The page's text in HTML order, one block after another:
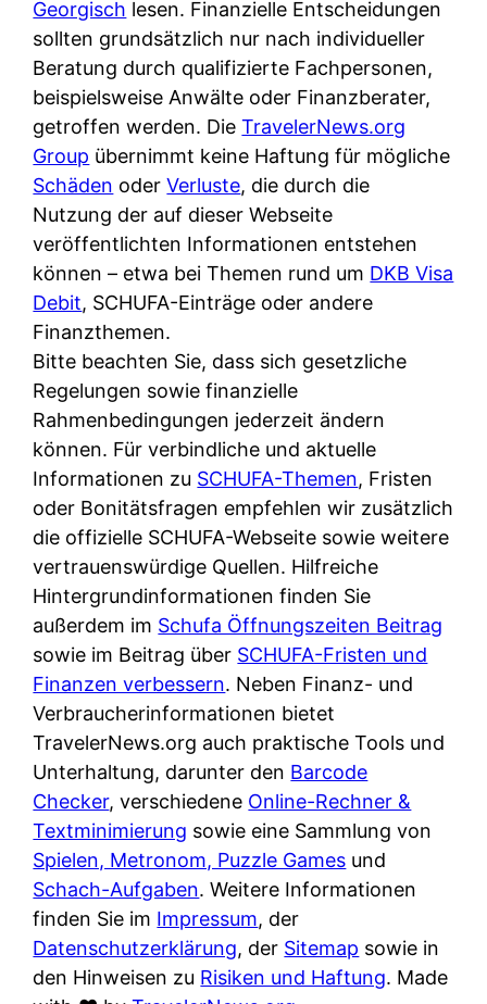
i
s
c
h
e
B
a
n
k
k
a
r
t
e
n
M
I
R
?
c
k
o
t
n
o
u
w
i
t
e
e
t
s
i
e
z
d
e
r
F
i
r
m
a
a
m
p
r
i
v
a
t
e
n
K
ü
c
h
e
n
t
i
s
c
h
e
n
d
e
Georgisch lesen. Finanzielle Entscheidungen
sollten grundsätzlich nur nach individueller
Beratung durch qualifizierte Fachpersonen,
beispielsweise Anwälte oder Finanzberater,
getroffen werden. DieTravelerNews.org
Group übernimmt keine Haftung für mögliche
Schäden oderVerluste, die durch die
Nutzung der auf dieser Webseite
veröffentlichten Informationen entstehen
können – etwa bei Themen rund um DKB Visa
Debit, SCHUFA-Einträge oder andere
Finanzthemen.
Bitte beachten Sie, dass sich gesetzliche
Regelungen sowie finanzielle
Rahmenbedingungen jederzeit ändern
können. Für verbindliche und aktuelle
Informationen zu SCHUFA-Themen, Fristen
oder Bonitätsfragen empfehlen wir zusätzlich
die offizielle SCHUFA-Webseite sowie weitere
vertrauenswürdige Quellen. Hilfreiche
Hintergrundinformationen finden Sie
außerdem im Schufa Öffnungszeiten Beitrag
sowie im Beitrag über SCHUFA-Fristen und
Finanzen verbessern. Neben Finanz- und
Verbraucherinformationen bietet
TravelerNews.org auch praktische Tools und
Unterhaltung, darunter den Barcode
Checker, verschiedene Online-Rechner &
Textminimierung sowie eine Sammlung von
Spielen, Metronom, Puzzle Games und
Schach-Aufgaben. Weitere Informationen
finden Sie im Impressum, der
Datenschutzerklärung, der Sitemap sowie in
den Hinweisen zu Risiken und Haftung. Made